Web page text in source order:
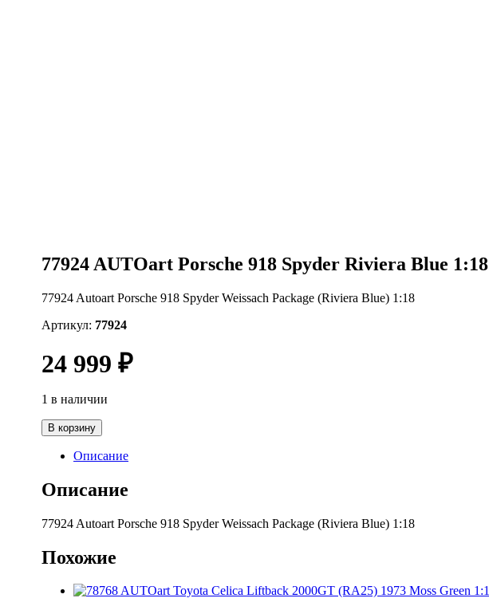
77924 AUTOart Porsche 918 Spyder Riviera Blue 1:18
77924 Autoart Porsche 918 Spyder Weissach Package (Riviera Blue) 1:18
Артикул: 77924
24 999 ₽
1 в наличии
Количество
товара
77924
Porsche
918
Riviera
1:18
В корзину
Описание
Описание
77924 Autoart Porsche 918 Spyder Weissach Package (Riviera Blue) 1:18
Похожие